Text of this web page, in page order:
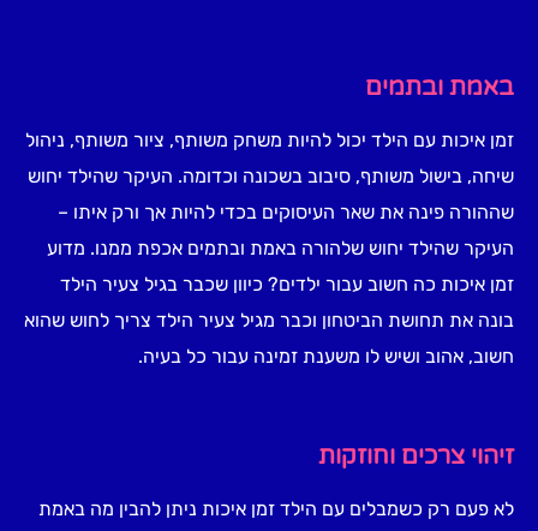
באמת ובתמים
זמן איכות עם הילד יכול להיות משחק משותף, ציור משותף, ניהול
שיחה, בישול משותף, סיבוב בשכונה וכדומה. העיקר שהילד יחוש
שההורה פינה את שאר העיסוקים בכדי להיות אך ורק איתו –
העיקר שהילד יחוש שלהורה באמת ובתמים אכפת ממנו. מדוע
זמן איכות כה חשוב עבור ילדים? כיוון שכבר בגיל צעיר הילד
בונה את תחושת הביטחון וכבר מגיל צעיר הילד צריך לחוש שהוא
חשוב, אהוב ושיש לו משענת זמינה עבור כל בעיה.
זיהוי צרכים וחוזקות
לא פעם רק כשמבלים עם הילד זמן איכות ניתן להבין מה באמת